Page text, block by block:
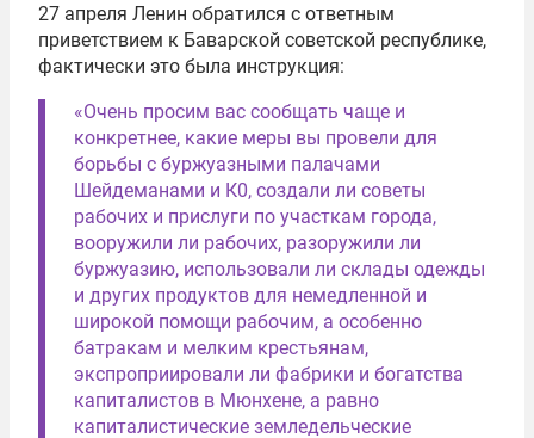
27 апреля Ленин обратился с ответным
приветствием к Баварской советской республике,
фактически это была инструкция:
«Очень просим вас сообщать чаще и
конкретнее, какие меры вы провели для
борьбы с буржуазными палачами
Шейдеманами и К0, создали ли советы
рабочих и прислуги по участкам города,
вооружили ли рабочих, разоружили ли
буржуазию, использовали ли склады одежды
и других продуктов для немедленной и
широкой помощи рабочим, а особенно
батракам и мелким крестьянам,
экспроприировали ли фабрики и богатства
капиталистов в Мюнхене, а равно
капиталистические земледельческие